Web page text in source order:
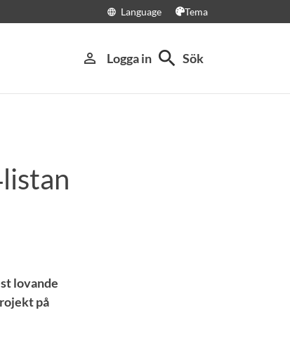
language Language Tema
person_outline Logga in search Sök
lovande
på